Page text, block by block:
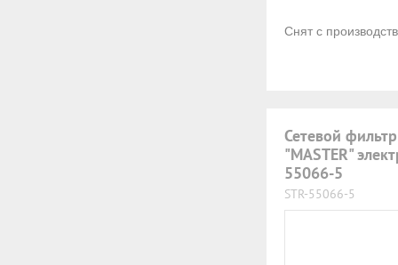
Снят с
Сетевой фильтр
"MASTER"
55066-5
STR-55066-5